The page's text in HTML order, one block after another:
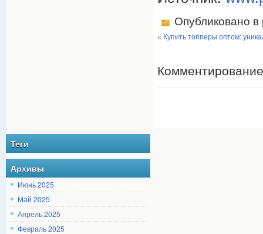
Опубликовано
« Купить топперы оптом:
Теги
Архивы
Июнь 2025
Май 2025
Апрель 2025
Февраль 2025